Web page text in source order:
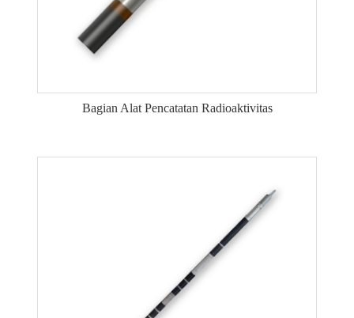
Bagian Alat Pencatatan Radioaktivitas